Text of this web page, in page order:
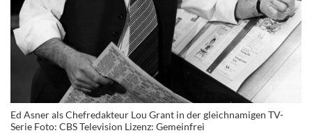
Ed Asner als Chefredakteur Lou Grant in der gleichnamigen TV-
Serie Foto: CBS Television Lizenz: Gemeinfrei